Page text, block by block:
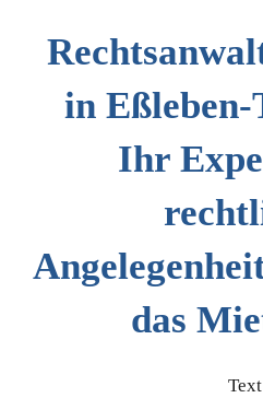
in Eßleben-
Ihr
das
Text